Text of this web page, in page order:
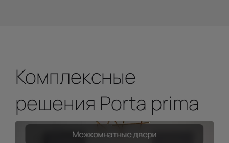
Комплексные
решения Porta prima
Межкомнатные двери